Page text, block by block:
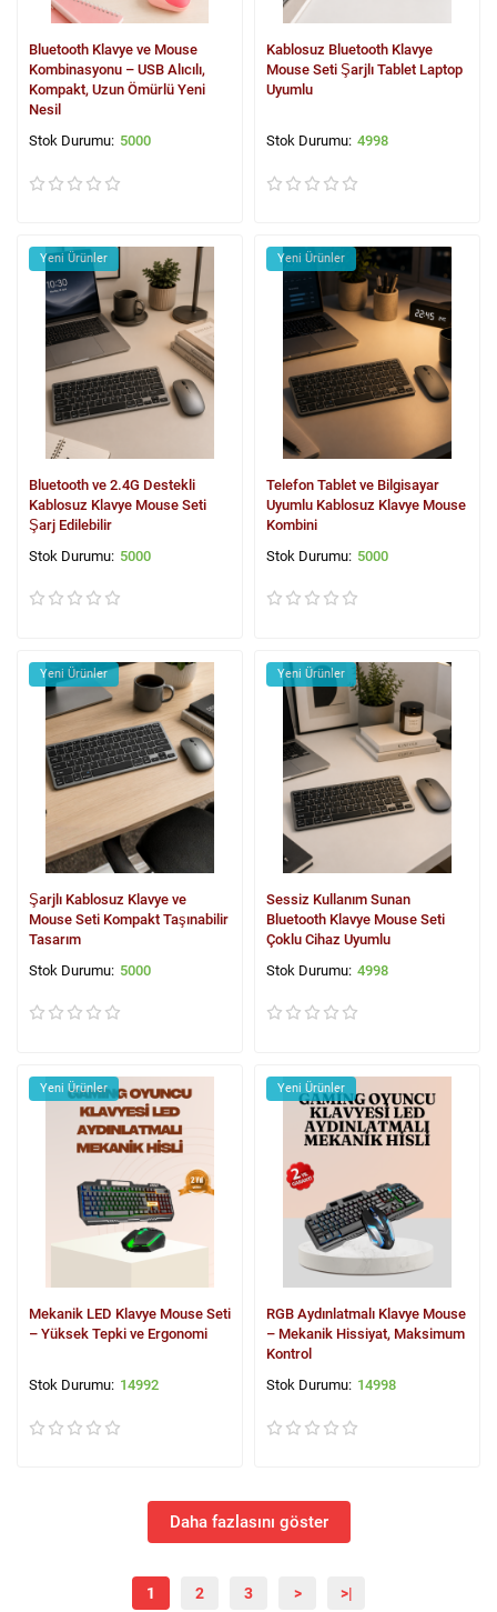
Bluetooth Klavye ve Mouse
Kombinasyonu – USB Alıcılı,
Kompakt, Uzun Ömürlü Yeni
Nesil
5000
Kablosuz Bluetooth Klavye
Mouse Seti Şarjlı Tablet Laptop
Uyumlu
4998
Yeni Ürünler
Bluetooth ve 2.4G Destekli
Kablosuz Klavye Mouse Seti
Şarj Edilebilir
5000
Yeni Ürünler
Telefon Tablet ve Bilgisayar
Uyumlu Kablosuz Klavye Mouse
Kombini
5000
Yeni Ürünler
Şarjlı Kablosuz Klavye ve
Mouse Seti Kompakt Taşınabilir
Tasarım
5000
Yeni Ürünler
Sessiz Kullanım Sunan
Bluetooth Klavye Mouse Seti
Çoklu Cihaz Uyumlu
4998
Yeni Ürünler
Mekanik LED Klavye Mouse Seti
– Yüksek Tepki ve Ergonomi
14992
Yeni Ürünler
RGB Aydınlatmalı Klavye Mouse
– Mekanik Hissiyat, Maksimum
Kontrol
14998
Daha fazlasını göster
1 2 3 > >|